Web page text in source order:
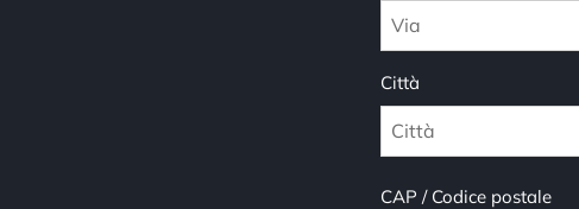
Città
CAP / Codice postale